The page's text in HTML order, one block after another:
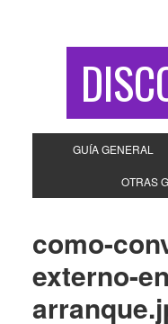
GUÍA GENERAL
OTRAS
como-
externo-